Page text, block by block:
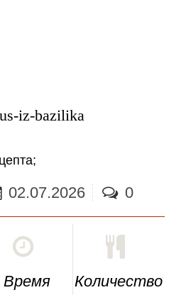
iz-bazilika
;
02.07.2026 0
Время
Количество